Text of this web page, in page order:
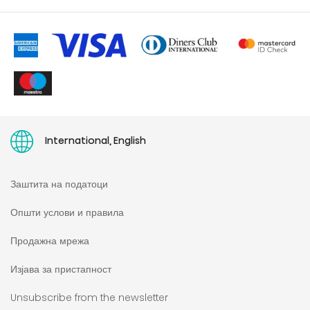
International, English
Заштита на податоци
Општи услови и правила
Продажна мрежа
Изјава за пристапност
Unsubscribe from the newsletter